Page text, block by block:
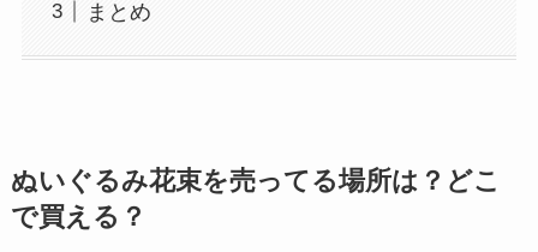
まとめ
ぬいぐるみ花束を売ってる場所は？どこ
で買える？